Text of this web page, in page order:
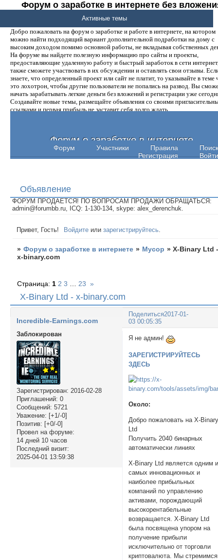
Форум о заработке в интернете без
денег.
Добро пожаловать на форум о заработке и работе в интернете, на котором
можно найти подходящий вариант дополнительной подработки на дому с
высоким доходом помимо основной работы, не вкладывая собственных
На форуме вы найдете полезную информацию про сайты и проекты,
предоставляющие удаленную работу и быстрый заработок в сети
также сможете участвовать в их обсуждении и оставлять свои отзывы.
знаете, что определенный проект или сайт не платит, то указывайте в теме
это лохотрон, чтобы другие пользователи не попались на развод. Вы
начать зарабатывать легкие деньги без вложений и регистрации уже
Создавайте новые темы, размещайте объявления со своими
ссылками и первая прибыль не заставит себя долго ждать.
Форум о заработке в интернете
Форум Участники Правила
Поиск
Регистрация
Войти
Активные темы
Объявление
ФОРУМ ПРОДАЕТСЯ! ПО ВОПРОСАМ ПРОДАЖИ ОБРАЩАТЬСЯ:
admin@forumbb.ru, ICQ: 1-130-134, skype: alex_derenchuk.
Привет, Гость! Войдите илизарегистрируйтесь
» Форум о заработке в интернете » Мусор »X-Binary Ltd
x-binary.com
X-Binary Ltd - x-binary.com
Страница: 1 2 3 23 »
Поделиться2017-01-
03 00:05:35
Incredible-Earnings.com
Заблокирован
Зарегистрирован: 2016-02-28
Приглашений: 0
Сообщений: 5721
Уважение: [+1/-0]
Позитив: [+0/-0]
Провел на форуме:
14 дней 10 часов
Последний визит:
2025-04-01 13:59:38
Я не админ!
ЗАРЕГИСТРИРУЙТЕСЬ
ЗДЕСЬ
Около:
Добро пожаловать на X-
Ltd
Получить 2040 бинарных
автоматически линиях
X-Binary Ltd является одним
самых инновационных и
наиболее прибыльных
компаний по управлению
активами, порождающий
высокорентабельные
возвращается. X-Binary Ltd
была посвящена упором на
получение прибыли
исключительно от торговли
криптовалюта. Мы стремимся